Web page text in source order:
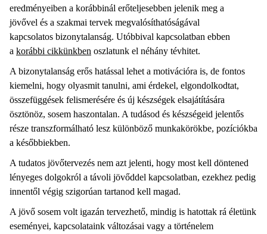
eredményeiben a korábbinál erőteljesebben jelenik meg a
jövővel és a szakmai tervek megvalósíthatóságával
kapcsolatos bizonytalanság. Utóbbival kapcsolatban ebben
a korábbi cikkünkben oszlatunk el néhány tévhitet.
A bizonytalanság erős hatással lehet a motivációra is, de fontos
kiemelni, hogy olyasmit tanulni, ami érdekel, elgondolkodtat,
összefüggések felismerésére és új készségek elsajátítására
ösztönöz, sosem haszontalan. A tudásod és készségeid jelentős
része transzformálható lesz különböző munkakörökbe, pozíciókba
a későbbiekben.
A tudatos jövőtervezés nem azt jelenti, hogy most kell döntened
lényeges dolgokról a távoli jövőddel kapcsolatban, ezekhez pedig
innentől végig szigorúan tartanod kell magad.
A jövő sosem volt igazán tervezhető, mindig is hatottak rá életünk
eseményei, kapcsolataink változásai vagy a történelem